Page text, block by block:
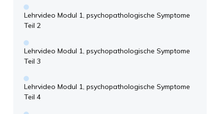
Lehrvideo Modul 1, psychopathologische Symptome
Teil 2
Lehrvideo Modul 1, psychopathologische Symptome
Teil 3
Lehrvideo Modul 1, psychopathologische Symptome
Teil 4